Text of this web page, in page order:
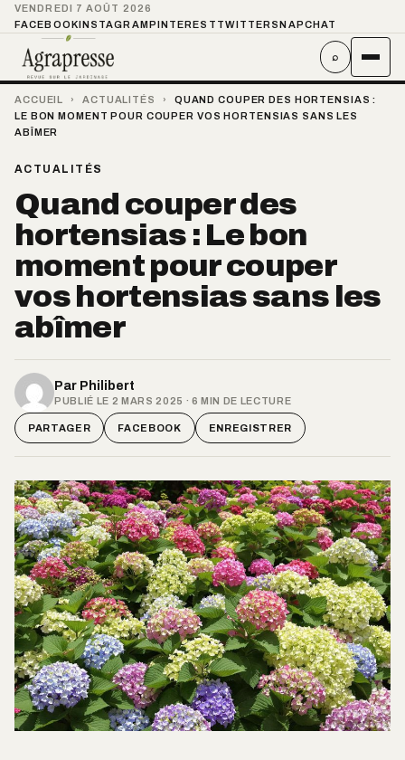
VENDREDI 7 AOÛT 2026
FACEBOOKINSTAGRAMPINTEREST TWITTER SNAPCHAT
⌕
ACCUEIL › ACTUALITÉS ›
QUAND COUPER DES HORTENSIAS :
LE BON MOMENT POUR COUPER VOS HORTENSIAS SANS LES
ABÎMER
ACTUALITÉS
Quand couper des
hortensias : Le bon
moment pour couper
vos hortensias sans les
abîmer
Par Philibert
PUBLIÉ LE 2 MARS 2025 · 6 MIN DE LECTURE
PARTAGER FACEBOOK ENREGISTRER